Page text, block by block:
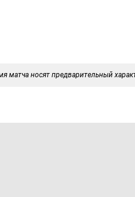
матча носят предварительный